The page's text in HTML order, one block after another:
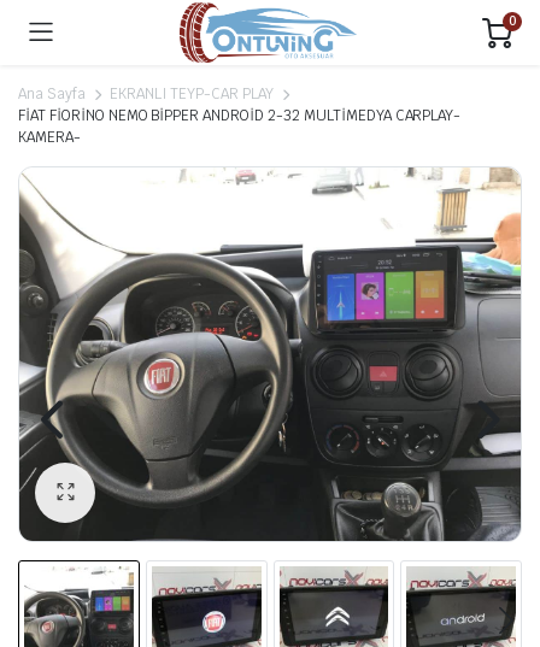
0
Ana Sayfa
EKRANLI TEYP-CAR PLAY
FİAT FİORİNO NEMO BİPPER ANDROİD 2-32 MULTİMEDYA CARPLAY-
KAMERA-